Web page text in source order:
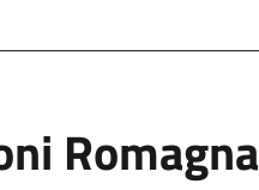
Romagna